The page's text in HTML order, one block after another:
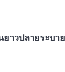
ยาวปลายระบาย